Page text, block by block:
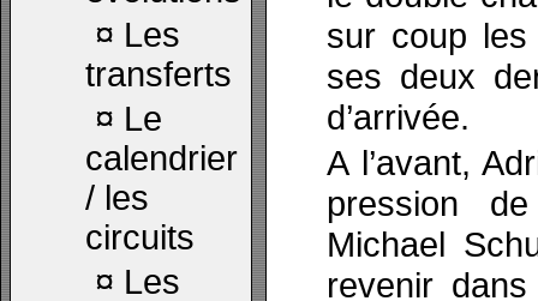
¤ Les
transferts
¤ Le
calendrier
/ les
circuits
¤ Les
sur coup
ses deux
d’arrivée.
A l’avant,
pression
Michael
revenir